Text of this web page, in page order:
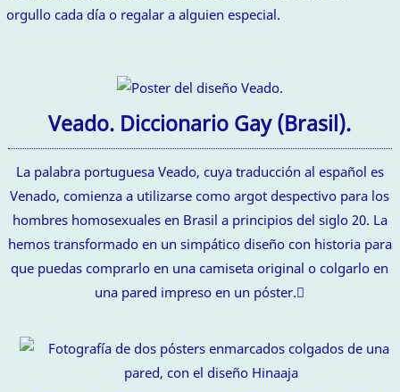
orgullo cada día o regalar a alguien especial.
Veado. Diccionario Gay (Brasil).
La palabra portuguesa Veado, cuya traducción al español es
Venado, comienza a utilizarse como argot despectivo para los
hombres homosexuales en Brasil a principios del siglo 20. La
hemos transformado en un simpático diseño con historia para
que puedas comprarlo en una camiseta original o colgarlo en
una pared impreso en un póster.